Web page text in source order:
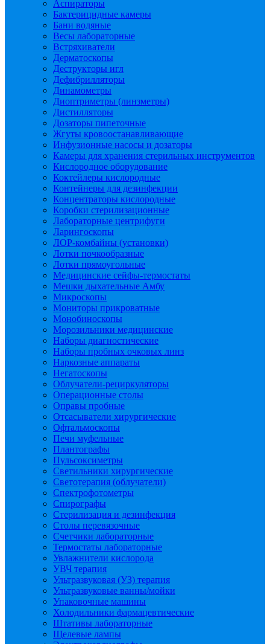
Аспираторы
Бактерицидные камеры
Бани водяные
Весы лабораторные
Встряхиватели
Дерматоскопы
Деструкторы игл
Дефибрилляторы
Динамометры
Диоптриметры (линзметры)
Дистилляторы
Дозаторы пипеточные
Жгуты кровоостанавливающие
Инфузионные насосы и дозаторы
Камеры для хранения стерильных инструментов
Кислородное оборудование
Коктейлеры кислородные
Контейнеры для дезинфекции
Концентраторы кислородные
Коробки стерилизационные
Лабораторные центрифуги
Ларингоскопы
ЛОР-комбайны (установки)
Лотки почкообразные
Лотки прямоугольные
Медицинские сейфы-термостаты
Мешки дыхательные Амбу
Микроскопы
Мониторы прикроватные
Монобиноскопы
Морозильники медицинские
Наборы диагностические
Наборы пробных очковых линз
Наркозные аппараты
Негатоскопы
Облучатели-рециркуляторы
Операционные столы
Оправы пробные
Отсасыватели хирургические
Офтальмоскопы
Печи муфельные
Плантографы
Пульсоксиметры
Светильники хирургические
Светотерапия (облучатели)
Спектрофотометры
Спирографы
Стерилизация и дезинфекция
Столы перевязочные
Счетчики лабораторные
Термостаты лабораторные
Увлажнители кислорода
УВЧ терапия
Ультразвуковая (УЗ) терапия
Ультразвуковые ванны/мойки
Упаковочные машины
Холодильники фармацевтические
Штативы лабораторные
Щелевые лампы